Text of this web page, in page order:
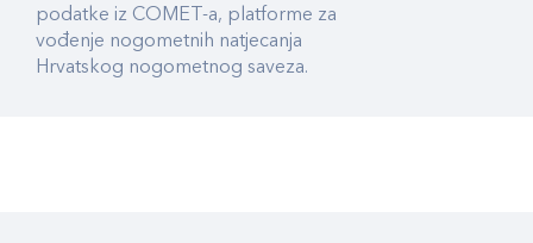
podatke iz COMET-a, platforme za
vođenje nogometnih natjecanja
Hrvatskog nogometnog saveza.